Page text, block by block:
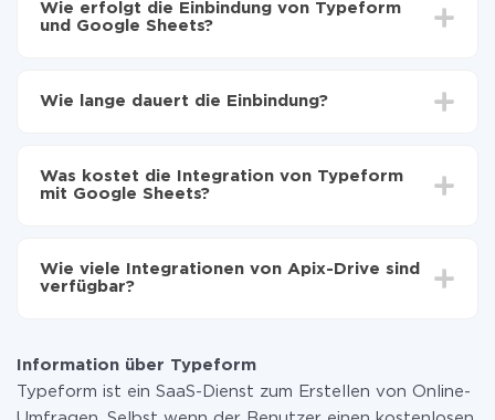
Wie erfolgt die Einbindung von Typeform
und Google Sheets?
Sheets zu übertragen
auf Google Sheets übertragen
Wie lange dauert die Einbindung?
Im Durchschnitt dauert es 10-15 Minuten.
Was kostet die Integration von Typeform
mit Google Sheets?
zahlen nur für die Datenmenge, die über unseren
Service von einem System auf ein anderes übertragen
Weitere Informationen zu Tarifen
Wie viele Integrationen von Apix-Drive sind
verfügbar?
Information über Typeform
Typeform ist ein SaaS-Dienst zum Erstellen von Online-